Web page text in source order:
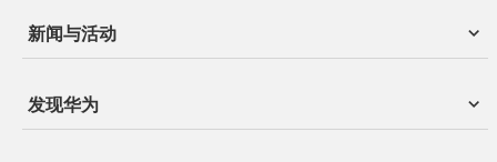
新闻与活动
发现华为